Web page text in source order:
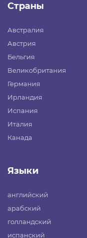
Страны
Австралия
Австрия
Бельгия
Великобритания
Германия
Ирландия
Испания
Италия
Канада
Языки
английский
арабский
голландский
испанский